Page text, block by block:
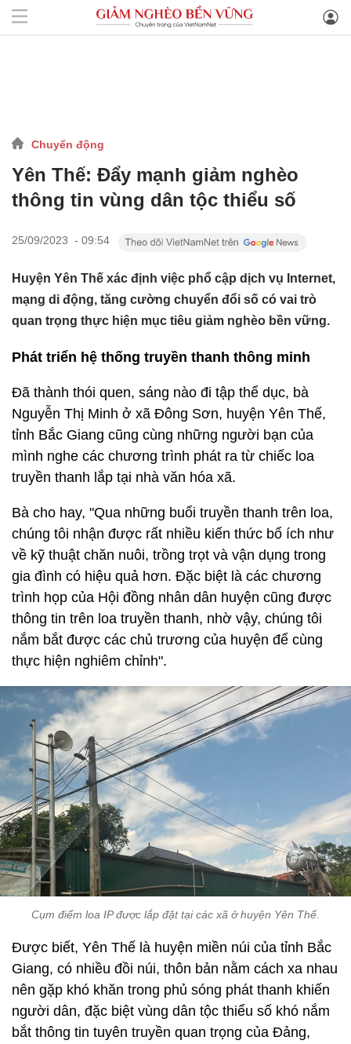
Chuyển động
Yên Thế: Đẩy mạnh giảm nghèo
thông tin vùng dân tộc thiểu số
25/09/2023 - 09:54
Huyện Yên Thế xác định việc phổ cập dịch vụ Internet,
mạng di động, tăng cường chuyển đổi số có vai trò
quan trọng thực hiện mục tiêu giảm nghèo bền vững.
Phát triển hệ thống truyền thanh thông minh
Đã thành thói quen, sáng nào đi tập thể dục, bà
Nguyễn Thị Minh ở xã Đông Sơn, huyện Yên Thế,
tỉnh Bắc Giang cũng cùng những người bạn của
mình nghe các chương trình phát ra từ chiếc loa
truyền thanh lắp tại nhà văn hóa xã.
Bà cho hay, "Qua những buổi truyền thanh trên loa,
chúng tôi nhận được rất nhiều kiến thức bổ ích như
về kỹ thuật chăn nuôi, trồng trọt và vận dụng trong
gia đình có hiệu quả hơn. Đặc biệt là các chương
trình họp của Hội đồng nhân dân huyện cũng được
thông tin trên loa truyền thanh, nhờ vậy, chúng tôi
nắm bắt được các chủ trương của huyện để cùng
thực hiện nghiêm chỉnh".
Cụm điểm loa IP được lắp đặt tại các xã ở huyện Yên Thế.
Được biết, Yên Thế là huyện miền núi của tỉnh Bắc
Giang, có nhiều đồi núi, thôn bản nằm cách xa nhau
nên gặp khó khăn trong phủ sóng phát thanh khiến
người dân, đặc biệt vùng dân tộc thiểu số khó nắm
bắt thông tin tuyên truyền quan trọng của Đảng,